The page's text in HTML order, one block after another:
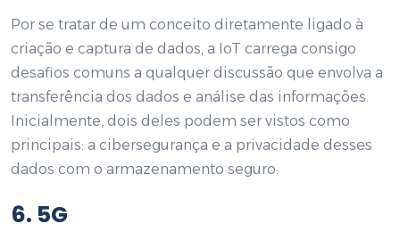
Por se tratar de um conceito diretamente ligado à
criação e captura de dados, a IoT carrega consigo
desafios comuns a qualquer discussão que envolva a
transferência dos dados e análise das informações.
Inicialmente, dois deles podem ser vistos como
principais: a cibersegurança e a privacidade desses
dados com o armazenamento seguro.
6. 5G